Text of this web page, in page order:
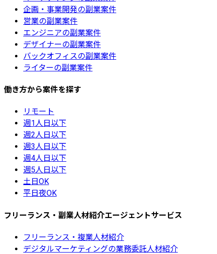
企画・事業開発の副業案件
営業の副業案件
エンジニアの副業案件
デザイナーの副業案件
バックオフィスの副業案件
ライターの副業案件
働き方から案件を探す
リモート
週1人日以下
週2人日以下
週3人日以下
週4人日以下
週5人日以下
土日OK
平日夜OK
フリーランス・副業人材紹介エージェントサービス
フリーランス・複業人材紹介
デジタルマーケティングの業務委託人材紹介